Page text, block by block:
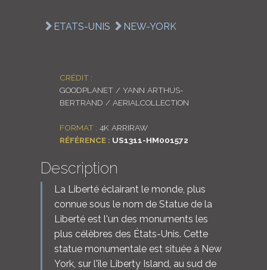
ETATS-UNIS NEW-YORK
CRÉDIT :
GOODPLANET / YANN ARTHUS-
BERTRAND / AERIALCOLLECTION
FORMAT : 4K ARRIRAW
RÉFÉRENCE : US1311-HM001572
Description
La Liberté éclairant le monde, plus
connue sous le nom de Statue de la
Liberté est l'un des monuments les
plus célèbres des États-Unis. Cette
statue monumentale est située à New
York, sur l'île Liberty Island, au sud de